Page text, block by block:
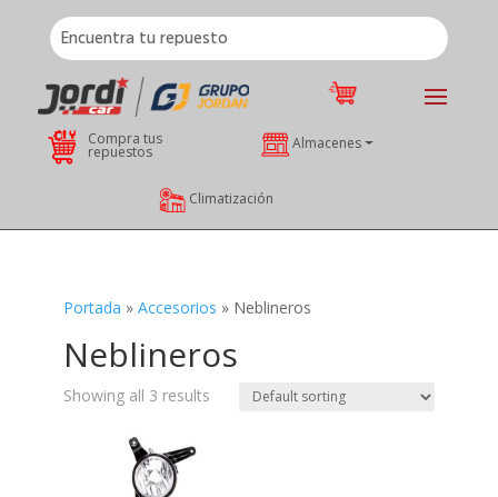
Compra tus
repuestos Almacenes
Climatización
Portada » Accesorios » Neblineros
Neblineros
Showing all 3 results